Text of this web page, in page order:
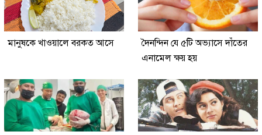
মানুষকে খাওয়ালে বরকত আসে
দৈনন্দিন যে ৫টি অভ্যাসে দাঁতের
এনামেল ক্ষয় হয়